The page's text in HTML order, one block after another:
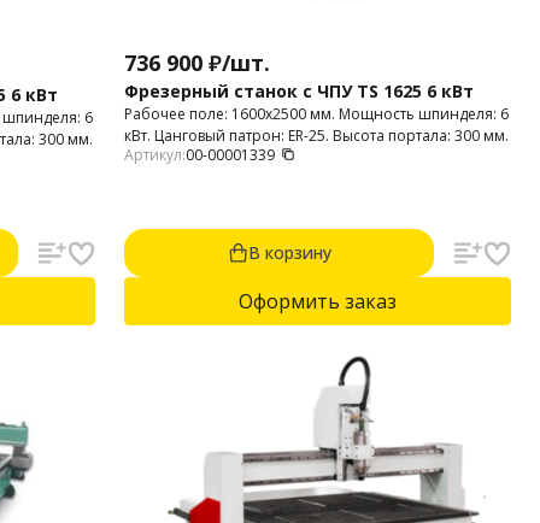
6 кВт
6
300 мм.
736 900 ₽/шт.
Фрезерный станок с ЧПУ TS 1625 6 кВт
Рабочее поле: 1600х2500 мм. Мощность шпинделя: 6
кВт. Цанговый патрон: ER-25. Высота портала: 300 мм.
Артикул:00-00001339
В корзину
Оформить заказ